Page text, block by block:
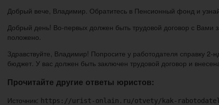
Добрый вече, Владимир. Обратитесь в Пенсионный фонд и
Добрый день! Во-первых должен быть трудовой договор с Вами
положено.
Здравствуйте, Владимир! Попросите у работодателя справку
бюджет. У вас должен быть заключен трудовой договор и
Прочитайте другие ответы юристов:
Источник: https://urist-onlain.ru/otvety/kak-